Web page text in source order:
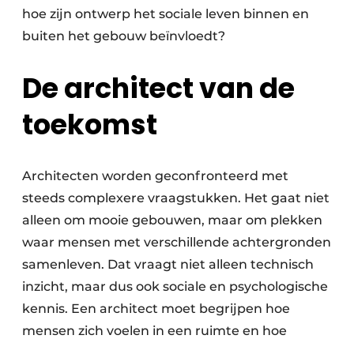
hoe zijn ontwerp het sociale leven binnen en
buiten het gebouw beïnvloedt?
De architect van de
toekomst
Architecten worden geconfronteerd met
steeds complexere vraagstukken. Het gaat niet
alleen om mooie gebouwen, maar om plekken
waar mensen met verschillende achtergronden
samenleven. Dat vraagt niet alleen technisch
inzicht, maar dus ook sociale en psychologische
kennis. Een architect moet begrijpen hoe
mensen zich voelen in een ruimte en hoe